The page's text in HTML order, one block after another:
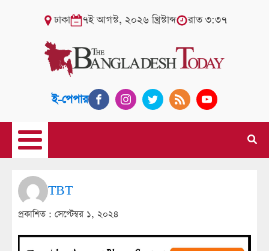
ঢাকা ৭ই আগস্ট, ২০২৬ খ্রিস্টাব্দ রাত ৩:৩৭
ই-পেপার
TBT
প্রকাশিত : সেপ্টেম্বর ১, ২০২৪